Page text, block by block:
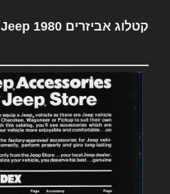
קטלוג אביזרים Jeep 1980